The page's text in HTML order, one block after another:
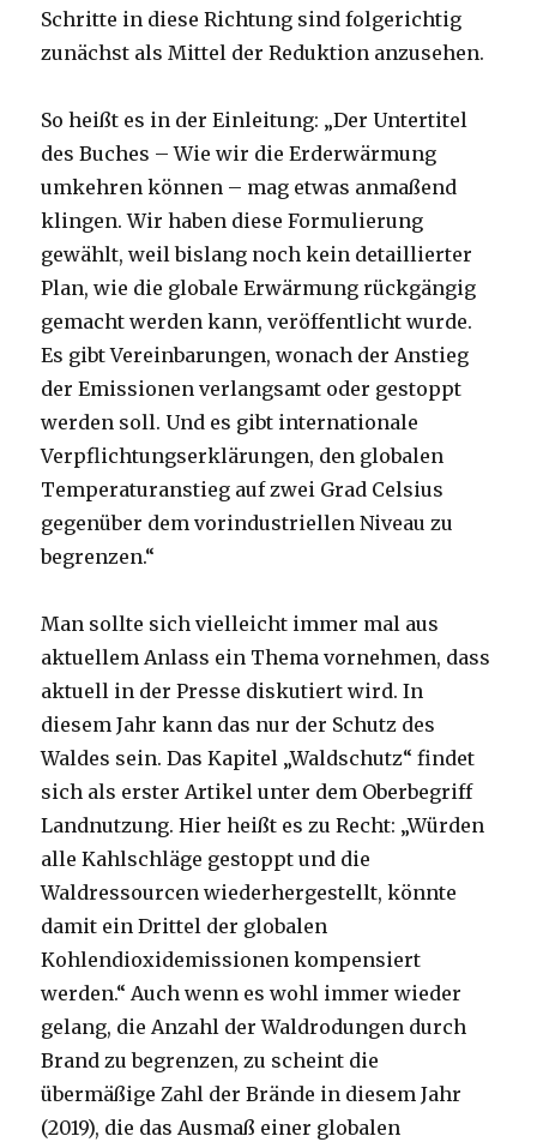
Schritte in diese Richtung sind folgerichtig
zunächst als Mittel der Reduktion anzusehen.
So heißt es in der Einleitung: „Der Untertitel
des Buches – Wie wir die Erderwärmung
umkehren können – mag etwas anmaßend
klingen. Wir haben diese Formulierung
gewählt, weil bislang noch kein detaillierter
Plan, wie die globale Erwärmung rückgängig
gemacht werden kann, veröffentlicht wurde.
Es gibt Vereinbarungen, wonach der Anstieg
der Emissionen verlangsamt oder gestoppt
werden soll. Und es gibt internationale
Verpflichtungserklärungen, den globalen
Temperaturanstieg auf zwei Grad Celsius
gegenüber dem vorindustriellen Niveau zu
begrenzen.“
Man sollte sich vielleicht immer mal aus
aktuellem Anlass ein Thema vornehmen, dass
aktuell in der Presse diskutiert wird. In
diesem Jahr kann das nur der Schutz des
Waldes sein. Das Kapitel „Waldschutz“ findet
sich als erster Artikel unter dem Oberbegriff
Landnutzung. Hier heißt es zu Recht: „Würden
alle Kahlschläge gestoppt und die
Waldressourcen wiederhergestellt, könnte
damit ein Drittel der globalen
Kohlendioxidemissionen kompensiert
werden.“ Auch wenn es wohl immer wieder
gelang, die Anzahl der Waldrodungen durch
Brand zu begrenzen, zu scheint die
übermäßige Zahl der Brände in diesem Jahr
(2019), die das Ausmaß einer globalen